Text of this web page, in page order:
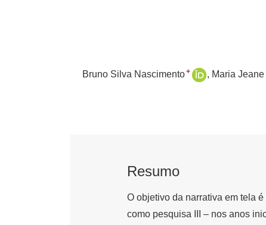
Bruno Silva Nascimento+ Maria
Resumo
O objetivo da narrativa em tela
como pesquisa III – nos anos